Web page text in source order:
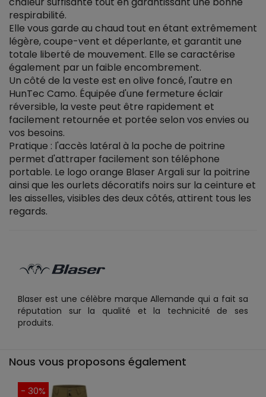
respirabilité.
Elle vous garde au chaud tout en étant extrêmement
légère, coupe-vent et déperlante, et garantit une
totale liberté de mouvement. Elle se caractérise
également par un faible encombrement.
Un côté de la veste est en olive foncé, l'autre en
HunTec Camo. Équipée d'une fermeture éclair
réversible, la veste peut être rapidement et
facilement retournée et portée selon vos envies ou
vos besoins.
Pratique : l'accès latéral à la poche de poitrine
permet d'attraper facilement son téléphone
portable. Le logo orange Blaser Argali sur la poitrine
ainsi que les ourlets décoratifs noirs sur la ceinture et
les aisselles, visibles des deux côtés, attirent tous les
regards.
Blaser est une célèbre marque Allemande qui a fait sa
réputation sur la qualité et la technicité de ses
produits.
Nous vous proposons également
- 30%